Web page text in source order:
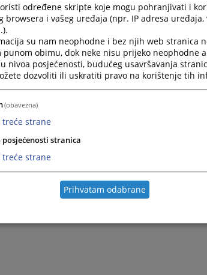
određene skripte koje mogu pohranjivati i
browsera i vašeg uređaja (npr. IP adresa
su nam neophodne i bez njih web stranica
obimu, dok neke nisu prijeko neophodne
nivoa posjećenosti, budućeg usavršavanja
dozvoliti ili uskratiti pravo na korištenje tih
(obavezna)
treće strane
stranica
treće strane
Prihvatam odabrane